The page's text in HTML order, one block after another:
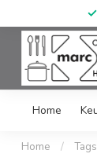
Home
Home / Tags